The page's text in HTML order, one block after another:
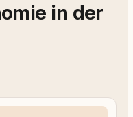
in der